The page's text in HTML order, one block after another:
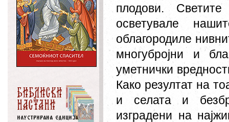
плодови.
осветувале
облагородиле
многубројни и
уметнички
Како резултат на
и селата и
изградени на